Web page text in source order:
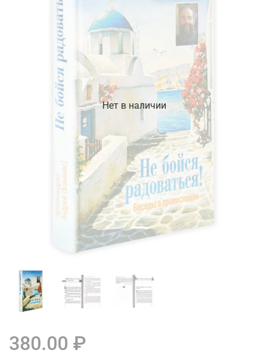
Нет в наличии
380.00 ₽